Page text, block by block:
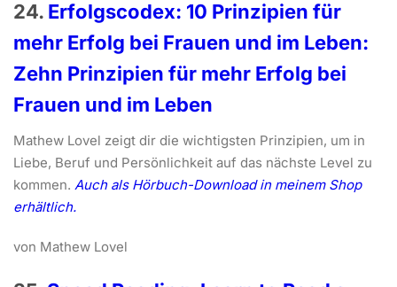
24. Erfolgscodex: 10 Prinzipien für
mehr Erfolg bei Frauen und im Leben:
Zehn Prinzipien für mehr Erfolg bei
Frauen und im Leben
Mathew Lovel zeigt dir die wichtigsten Prinzipien, um in
Liebe, Beruf und Persönlichkeit auf das nächste Level zu
kommen. Auch als Hörbuch-Download in meinem Shop
erhältlich.
von Mathew Lovel